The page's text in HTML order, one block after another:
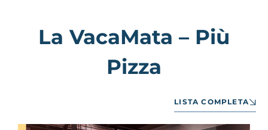
La VacaMata – Più
Pizza
LISTA COMPLETA